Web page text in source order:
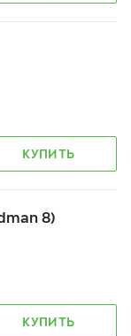
КУПИТЬ
8)
КУПИТЬ